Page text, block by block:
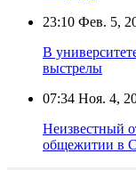
23:10 Фев. 5,
В
выстрелы
07:34 Ноя. 4,
Неизвестный
общежитии в